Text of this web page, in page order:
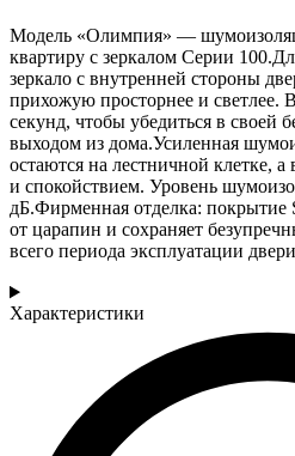
Модель «Олимпия» —
квартиру с зеркалом Серии
зеркало с внутренней стороны
прихожую просторнее и светлее.
секунд, чтобы убедиться в своей
выходом из дома.Усиленная
остаются на лестничной клетке,
и спокойствием. Уровень
дБ.Фирменная отделка: покрытие
от царапин и сохраняет
всего периода эксплуатации
Характеристики